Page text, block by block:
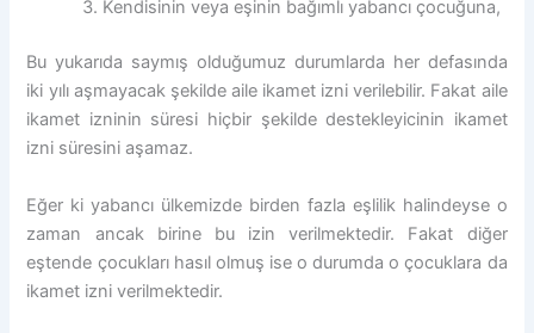
Kendisinin veya eşinin bağımlı yabancı çocuğuna,
Bu yukarıda saymış olduğumuz durumlarda her defasında
iki yılı aşmayacak şekilde aile ikamet izni verilebilir. Fakat aile
ikamet izninin süresi hiçbir şekilde destekleyicinin ikamet
izni süresini aşamaz.
Eğer ki yabancı ülkemizde birden fazla eşlilik halindeyse o
zaman ancak birine bu izin verilmektedir. Fakat diğer
eştende çocukları hasıl olmuş ise o durumda o çocuklara da
ikamet izni verilmektedir.